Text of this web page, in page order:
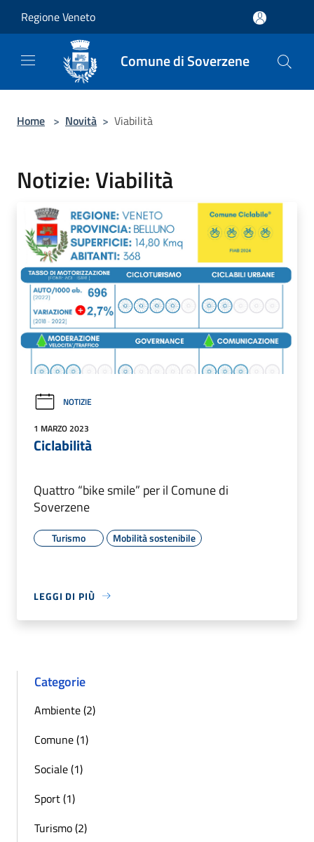
Regione Veneto
Comune di Soverzene
Home > Novità > Viabilità
Notizie: Viabilità
NOTIZIE
1 MARZO 2023
Ciclabilità
Quattro “bike smile” per il Comune di
Soverzene
Turismo Mobilità sostenibile
LEGGI DI PIÙ
Categorie
Ambiente (2)
Comune (1)
Sociale (1)
Sport (1)
Turismo (2)